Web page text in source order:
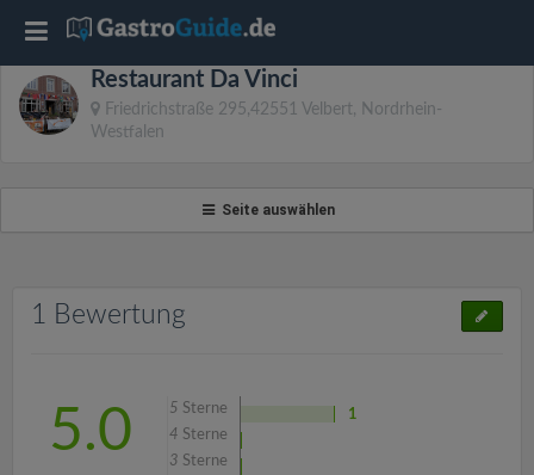
Restaurant Da Vinci
Friedrichstraße 295,42551 Velbert, Nordrhein-
Westfalen
Seite auswählen
1 Bewertung
5.0 5 Sterne
1
4 Sterne
3 Sterne
T
o
n